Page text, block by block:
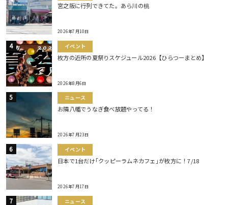
宮之阪に行列できてた。あら川の桃
2026年7月10日
イベント
枚方の近所の夏祭りスケジュール2026【ひらつーまとめ】
2026年8月6日
ニュース
お隣八幡でうなぎ食べ放題やってる！
2026年7月23日
イベント
日本で1台だけ｢クッピーラムネカフェ｣が枚方に！7/18
2026年7月17日
ニュース